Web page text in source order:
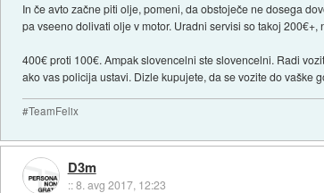
In če avto začne piti olje, pomeni, da obstoječe ne dosega
pa vseeno dolivati olje v motor. Uradni servisi so takoj
400€ proti 100€. Ampak slovencelni ste slovencelni. Radi
ako vas policija ustavi. Dizle kupujete, da se vozite do vaške
#TeamFelix
D3m
::8. avg 2017, 12:23